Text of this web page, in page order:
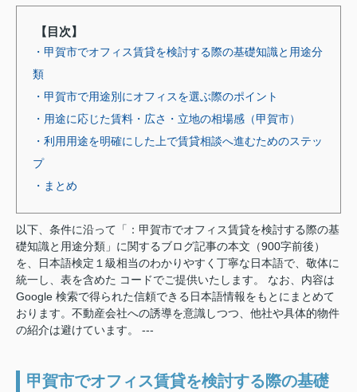
【目次】
・甲賀市でオフィス賃貸を検討する際の基礎知識と用途分
類
・甲賀市で用途別にオフィスを選ぶ際のポイント
・用途に応じた賃料・広さ・立地の相場感（甲賀市）
・利用用途を明確にした上で賃貸相談へ進むためのステッ
プ
・まとめ
以下、条件に沿って「：甲賀市でオフィス賃貸を検討する際の基
礎知識と用途分類」に関するブログ記事の本文（900字前後）
を、日本語検定１級相当のわかりやすく丁寧な日本語で、敬体に
統一し、表を含めた コードでご提供いたします。 なお、内容は
Google 検索で得られた信頼できる日本語情報をもとにまとめて
おります。不動産会社への誘導を意識しつつ、他社や具体的物件
の紹介は避けています。 ---
甲賀市でオフィス賃貸を検討する際の基礎